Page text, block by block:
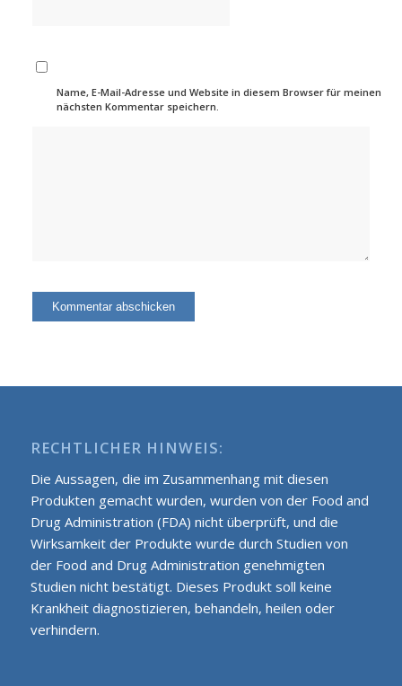
Name, E-Mail-Adresse und Website in diesem Browser für meinen
nächsten Kommentar speichern.
RECHTLICHER HINWEIS:
Die Aussagen, die im Zusammenhang mit diesen
Produkten gemacht wurden, wurden von der Food and
Drug Administration (FDA) nicht überprüft, und die
Wirksamkeit der Produkte wurde durch Studien von
der Food and Drug Administration genehmigten
Studien nicht bestätigt. Dieses Produkt soll keine
Krankheit diagnostizieren, behandeln, heilen oder
verhindern.